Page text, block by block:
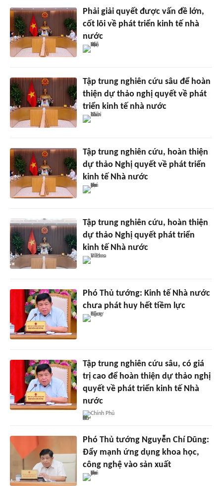
Phải giải quyết được vấn đề lớn,
cốt lõi về phát triển kinh tế nhà
nước
Tập trung nghiên cứu sâu để hoàn
thiện dự thảo nghị quyết về phát
triển kinh tế nhà nước
Tập trung nghiên cứu, hoàn thiện
dự thảo Nghị quyết về phát triển
kinh tế Nhà nước
Tập trung nghiên cứu, hoàn thiện
dự thảo Nghị quyết phát triển
kinh tế Nhà nước
Phó Thủ tướng: Kinh tế Nhà nước
chưa phát huy hết tiềm lực
Tập trung nghiên cứu sâu, có giá
trị cao để hoàn thiện dự thảo nghị
quyết về phát triển kinh tế Nhà
nước
Chính Phủ
Phó Thủ tướng Nguyễn Chí Dũng:
Đẩy mạnh ứng dụng khoa học,
công nghệ vào sản xuất